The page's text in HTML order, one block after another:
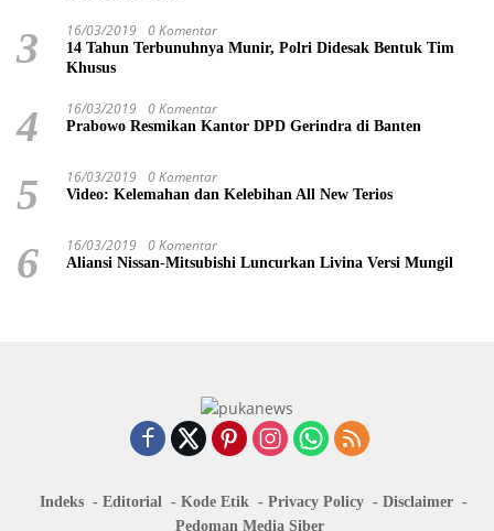
3 16/03/2019 0 Komentar
14 Tahun Terbunuhnya Munir, Polri Didesak Bentuk Tim
Khusus
4 16/03/2019 0 Komentar
Prabowo Resmikan Kantor DPD Gerindra di Banten
5 16/03/2019 0 Komentar
Video: Kelemahan dan Kelebihan All New Terios
6 16/03/2019 0 Komentar
Aliansi Nissan-Mitsubishi Luncurkan Livina Versi Mungil
Indeks Editorial Kode Etik Privacy Policy
Disclaimer
Pedoman Media Siber